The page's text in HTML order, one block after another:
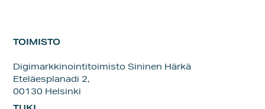
TOIMISTO
Digimarkkinointitoimisto Sininen Härkä
Eteläesplanadi 2,
00130 Helsinki